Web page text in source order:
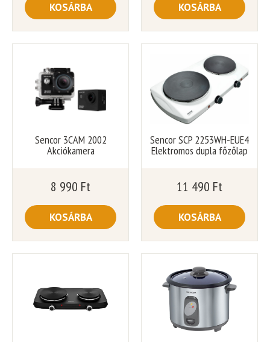
KOSÁRBA KOSÁRBA
Sencor 3CAM 2002
Akciókamera
8 990 Ft
KOSÁRBA
Sencor SCP 2253WH-EUE4
Elektromos dupla főzőlap
11 490 Ft
KOSÁRBA